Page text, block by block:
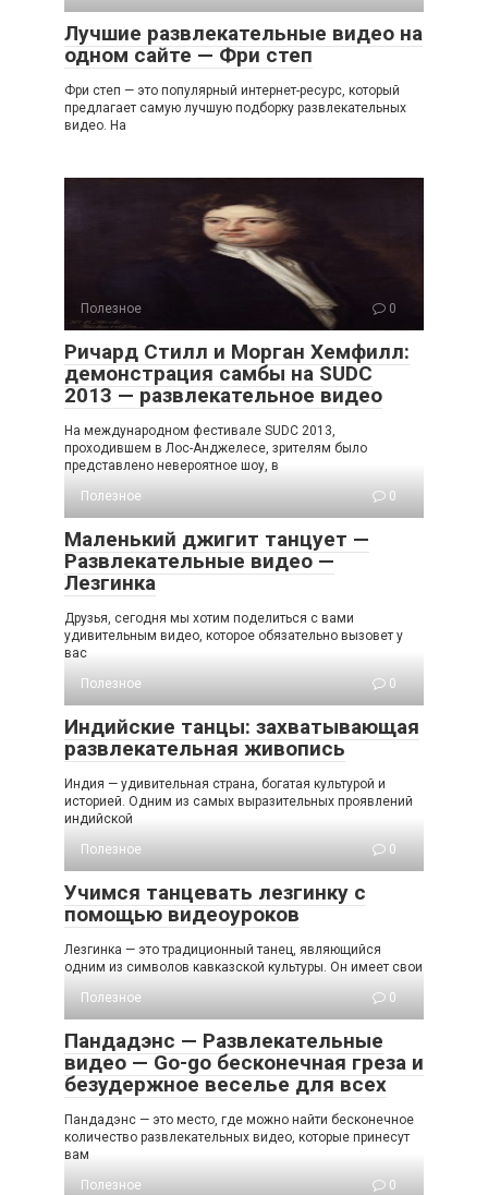
Лучшие развлекательные видео на
одном сайте — Фри степ
Фри степ — это популярный интернет-ресурс, который
предлагает самую лучшую подборку развлекательных
видео. На
Полезное 0
Ричард Стилл и Морган Хемфилл:
демонстрация самбы на SUDC
2013 — развлекательное видео
На международном фестивале SUDC 2013,
проходившем в Лос-Анджелесе, зрителям было
представлено невероятное шоу, в
Полезное
0
Маленький джигит танцует —
Развлекательные видео —
Лезгинка
Друзья, сегодня мы хотим поделиться с вами
удивительным видео, которое обязательно вызовет у
вас
Полезное
0
Индийские танцы: захватывающая
развлекательная живопись
Индия — удивительная страна, богатая культурой и
историей. Одним из самых выразительных проявлений
индийской
Полезное
0
Учимся танцевать лезгинку с
помощью видеоуроков
Лезгинка — это традиционный танец, являющийся
одним из символов кавказской культуры. Он имеет свои
Полезное
0
Пандадэнс — Развлекательные
видео — Go-go бесконечная греза и
безудержное веселье для всех
Пандадэнс — это место, где можно найти бесконечное
количество развлекательных видео, которые принесут
вам
Полезное
0